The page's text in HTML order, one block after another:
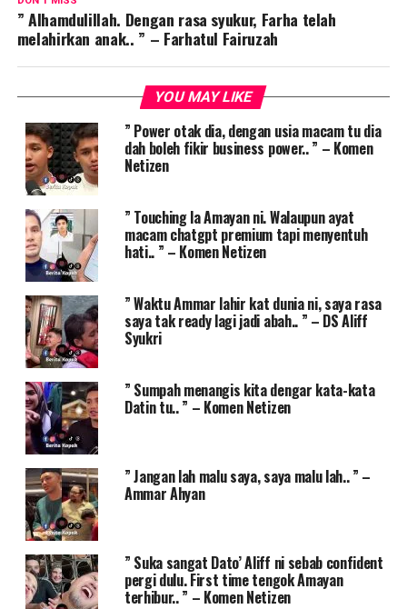
” Alhamdulillah. Dengan rasa syukur, Farha telah
melahirkan anak.. ” – Farhatul Fairuzah
YOU MAY LIKE
” Power otak dia, dengan usia macam tu dia
dah boleh fikir business power.. ” – Komen
Netizen
” Touching la Amayan ni. Walaupun ayat
macam chatgpt premium tapi menyentuh
hati.. ” – Komen Netizen
” Waktu Ammar lahir kat dunia ni, saya rasa
saya tak ready lagi jadi abah.. ” – DS Aliff
Syukri
” Sumpah menangis kita dengar kata-kata
Datin tu.. ” – Komen Netizen
” Jangan lah malu saya, saya malu lah.. ” –
Ammar Ahyan
” Suka sangat Dato’ Aliff ni sebab confident
pergi dulu. First time tengok Amayan
terhibur.. ” – Komen Netizen